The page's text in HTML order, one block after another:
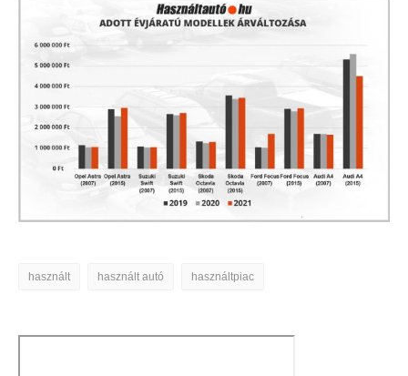
használt használt autó használtpiac